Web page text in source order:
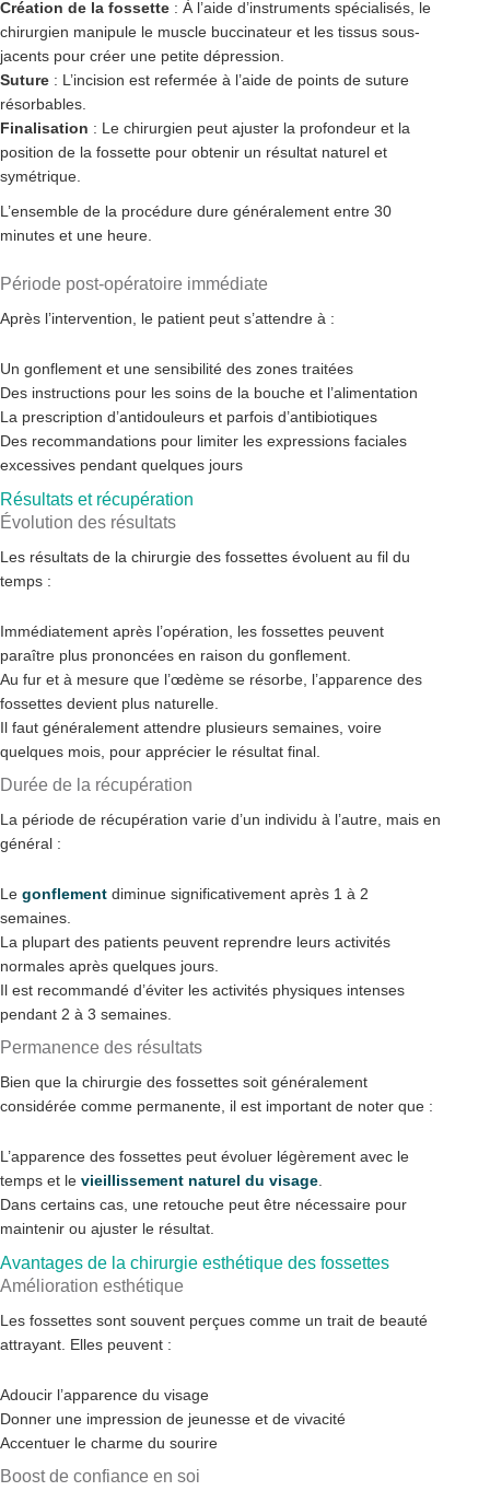
Création de la fossette : À l’aide d’instruments spécialisés, le
chirurgien manipule le muscle buccinateur et les tissus sous-
jacents pour créer une petite dépression.
Suture : L’incision est refermée à l’aide de points de suture
résorbables.
Finalisation : Le chirurgien peut ajuster la profondeur et la
position de la fossette pour obtenir un résultat naturel et
symétrique.
L’ensemble de la procédure dure généralement entre 30
minutes et une heure.
Période post-opératoire immédiate
Après l’intervention, le patient peut s’attendre à :
Un gonflement et une sensibilité des zones traitées
Des instructions pour les soins de la bouche et l’alimentation
La prescription d’antidouleurs et parfois d’antibiotiques
Des recommandations pour limiter les expressions faciales
excessives pendant quelques jours
Résultats et récupération
Évolution des résultats
Les résultats de la chirurgie des fossettes évoluent au fil du
temps :
Immédiatement après l’opération, les fossettes peuvent
paraître plus prononcées en raison du gonflement.
Au fur et à mesure que l’œdème se résorbe, l’apparence des
fossettes devient plus naturelle.
Il faut généralement attendre plusieurs semaines, voire
quelques mois, pour apprécier le résultat final.
Durée de la récupération
La période de récupération varie d’un individu à l’autre, mais en
général :
Le gonflement diminue significativement après 1 à 2
semaines.
La plupart des patients peuvent reprendre leurs activités
normales après quelques jours.
Il est recommandé d’éviter les activités physiques intenses
pendant 2 à 3 semaines.
Permanence des résultats
Bien que la chirurgie des fossettes soit généralement
considérée comme permanente, il est important de noter que :
L’apparence des fossettes peut évoluer légèrement avec le
temps et le vieillissement naturel du visage
Dans certains cas, une retouche peut être nécessaire pour
maintenir ou ajuster le résultat.
Avantages de la chirurgie esthétique des fossettes
Amélioration esthétique
Les fossettes sont souvent perçues comme un trait de beauté
attrayant. Elles peuvent :
Adoucir l’apparence du visage
Donner une impression de jeunesse et de vivacité
Accentuer le charme du sourire
Boost de confiance en soi